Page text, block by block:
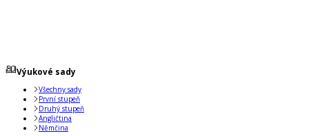
Výukové sady
Všechny sady
První stupeň
Druhý stupeň
Angličtina
Němčina